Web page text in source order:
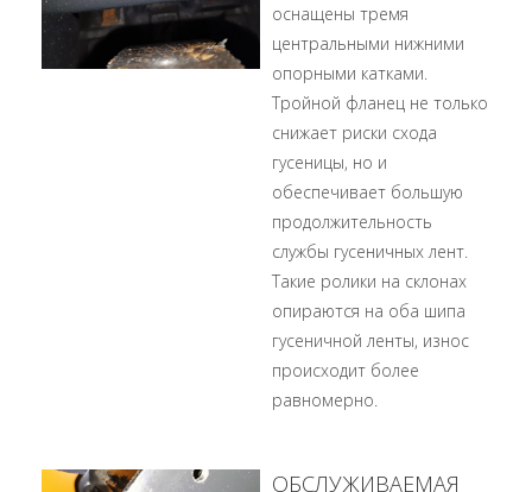
оснащены тремя
центральными нижними
опорными катками.
Тройной фланец не только
снижает риски схода
гусеницы, но и
обеспечивает большую
продолжительность
службы гусеничных лент.
Такие ролики на склонах
опираются на оба шипа
гусеничной ленты, износ
происходит более
равномерно.
ОБСЛУЖИВАЕМАЯ